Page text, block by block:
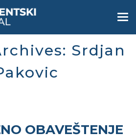
Srdjan
OBAVEŠTENJE